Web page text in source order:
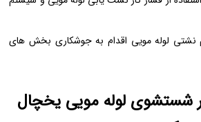
نشتی لوله مویی اقدام به جوشکاری بخش های
شستشوی لوله مویی یخچال